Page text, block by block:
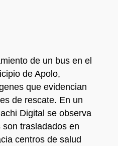
de un bus en el
de Apolo,
que evidencian
de rescate. En un
Digital se observa
trasladados en
centros de salud